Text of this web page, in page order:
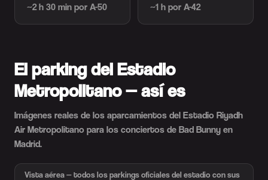
~2 h 30 min por A-50 ~1 h por A-42
El parking del Estadio
Metropolitano — así es
Imágenes reales de los aparcamientos del Estadio Riyadh
Air Metropolitano para los conciertos de Bad Bunny en
Madrid.
Vista aérea — todos los parkings oficiales del estadio con sus